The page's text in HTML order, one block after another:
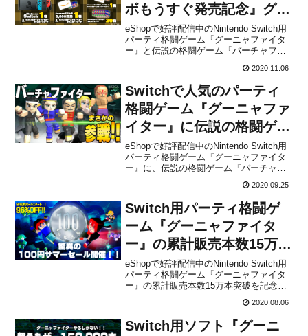
ボもうすぐ発売記念』グー
ニャファイター公式フォロ
ー&RTキャンペーンが開
eShopで好評配信中のNintendo Switch用
パーティ格闘ゲーム『グーニャファイタ
ー』と伝説の格闘ゲーム『バーチャファ
発売を記念して、 グーニャファイター 公
式フォロー&RTキャンペーンが開催にな
りました。抽選でSwitchなどの豪...
2020.11.06
Switchで人気のパーティ
格闘ゲーム『グーニャファ
イター』に伝説の格闘ゲー
ム『バーチャファイター』
が参戦決定！さらに豪華キ
ャスト情報なども解禁
eShopで好評配信中のNintendo Switch用
パーティ格闘ゲーム『グーニャファイタ
ー』に、伝説の格闘ゲーム『バーチャフ
ァイター』のキャラクターが参戦するこ
とが株式会社MUTANから発表されまし
た。また、豪華キャスト情報や先日発表
になったPS5版の情報等もあわせて公開
され...
2020.09.25
Switch用パーティ格闘ゲ
ーム『グーニャファイタ
ー』の累計販売本数15万本
突破を記念して100円で購
入できるセールが8月6日か
eShopで好評配信中のNintendo Switch用
パーティ格闘ゲーム『グーニャファイタ
ー』の累計販売本数15万本突破を記念し
2020年8月6日から開始されました。【配
信ページ】以下、セールの詳細です。
Nintendo eShopで大好...
2020.08.06
Switch用ソフト『グーニ